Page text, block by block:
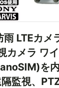
雨 LTEカメ
カメラ ワ
を
監視、